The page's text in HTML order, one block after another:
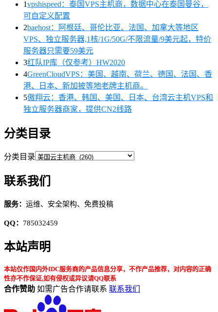
1vpshispeed：泰国VPS主机商，数据中心在泰国曼谷，
可自定义配置
2baehost：阿根廷、哥伦比亚、法国、加拿大等地区
VPS、独立服务器,1核/1G/50G/不限流量/9美元起，特价
服务器只需要59美元
3红队IP库（仅参考）HW2020
4GreenCloudVPS：美国、越南、荷兰、德国、法国、香
港、日本、新加披等地老牌主机商。
5傲翔云：香港、韩国、美国、日本、台湾云主机VPS和
独立服务器商家，提供CN2线路
分类目录
分类目录
联系我们
服务： 运维、安全架构、免费投稿
QQ： 785032459
本站声明
本站仅作国内外IDC服务商的产品信息分享，不作产品推荐，对内容的正确
性亦不作保证,如有侵权或异议请QQ联系
合作赞助 如需广告合作请联系 联系我们